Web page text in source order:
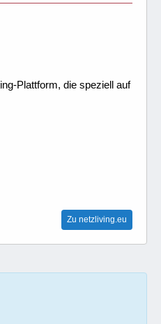
Plattform, die speziell auf
Zu netzliving.eu